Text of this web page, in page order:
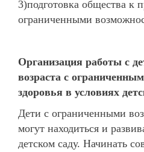
3)подготовка общества к
ограниченными
Организация работы с
возраста с
здоровья в условиях
Дети с ограниченными
могут находиться и
детском саду. Начинать